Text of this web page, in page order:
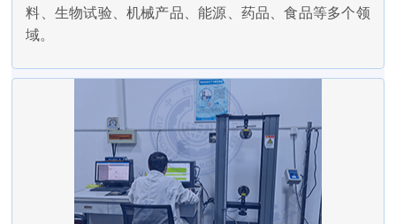
料、生物试验、机械产品、能源、药品、食品等多个领
域。